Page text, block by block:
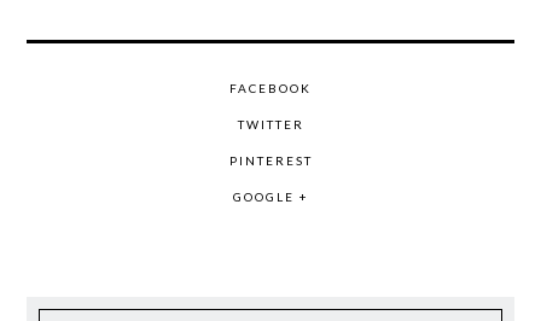
FACEBOOK
TWITTER
PINTEREST
GOOGLE +